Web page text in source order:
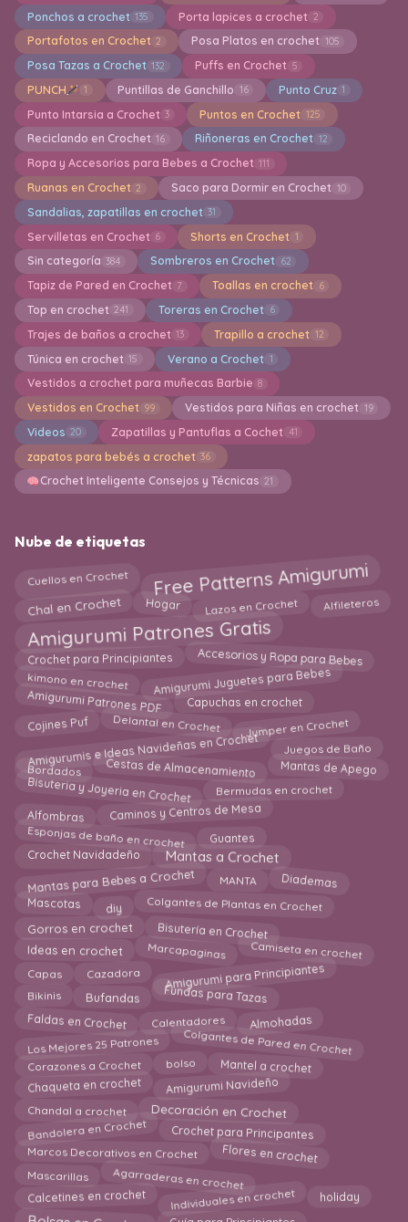
Ponchos a crochet 135 Porta lapices a crochet 2
Portafotos en Crochet 2 Posa Platos en crochet 105
Posa Tazas a Crochet 132 Puffs en Crochet 5
PUNCH 1 Puntillas de Ganchillo 16 Punto Cruz 1
Punto Intarsia a Crochet 3 Puntos en Crochet 125
Reciclando en Crochet 16 Riñoneras en Crochet 12
Ropa y Accesorios para Bebes a Crochet 111
Ruanas en Crochet 2 Saco para Dormir en Crochet 10
Sandalias, zapatillas en crochet 31
Servilletas en Crochet 6 Shorts en Crochet 1
Sin categoría 384 Sombreros en Crochet 62
Tapiz de Pared en Crochet 7 Toallas en crochet 6
Top en crochet 241 Toreras en Crochet 6
Trajes de baños a crochet 13 Trapillo a crochet 12
Túnica en crochet 15 Verano a Crochet 1
Vestidos a crochet para muñecas Barbie 8
Vestidos en Crochet 99 Vestidos para Niñas en crochet 19
Videos 20 Zapatillas y Pantuflas a Cochet 41
zapatos para bebés a crochet 36
Crochet Inteligente Consejos y Técnicas 21
Nube de etiquetas
Cuellos en Crochet Free Patterns Amigurumi
Chal en Crochet Hogar Lazos en Crochet Alfileteros
Amigurumi Patrones Gratis
Crochet para Principiantes Accesorios y Ropa para Bebes
kimono en crochet Amigurumi Juguetes para Bebes
Amigurumi Patrones PDF Capuchas en crochet
Cojines Puf Delantal en Crochet Jumper en Crochet
Amigurumis e Ideas Navideñas en Crochet Juegos de Baño
Bordados Cestas de Almacenamiento Mantas de Apego
Bisuteria y Joyeria en Crochet Bermudas en crochet
Alfombras Caminos y Centros de Mesa
Esponjas de baño en crochet Guantes
Crochet Navidadeño Mantas a Crochet
Mantas para Bebes a Crochet MANTA Diademas
Mascotas diy Colgantes de Plantas en Crochet
Gorros en crochet Bisutería en Crochet
Ideas en crochet Marcapaginas Camiseta en crochet
Capas Cazadora Amigurumi para Principiantes
Bikinis Bufandas Fundas para Tazas
Faldas en Crochet Calentadores Almohadas
Los Mejores 25 Patrones Colgantes de Pared en Crochet
Corazones a Crochet bolso Mantel a crochet
Chaqueta en crochet Amigurumi Navideño
Chandal a crochet Decoración en Crochet
Bandolera en Crochet Crochet para Principantes
Marcos Decorativos en Crochet Flores en crochet
Mascarillas Agarraderas en crochet
Calcetines en crochet Individuales en crochet holiday